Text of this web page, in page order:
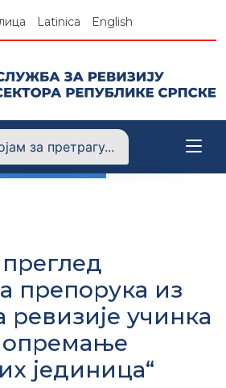
Latinica English
препорука из
ревизије учинка
опремање
јединица“